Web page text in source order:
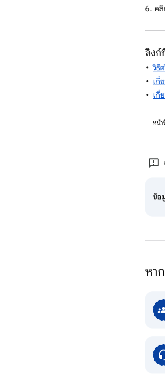
คลิ
ลิงก์
วิธี
เกี่
เกี่
หน้า
ข้อ
หา